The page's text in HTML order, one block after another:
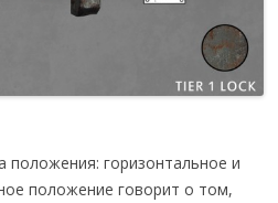
положения: горизонтальное и
положение говорит о том,